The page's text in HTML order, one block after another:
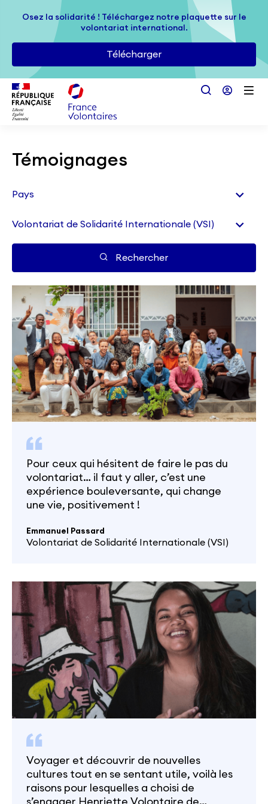
Passer au contenu principal
Osez la solidarité ! Téléchargez notre plaquette sur le
volontariat international.
Télécharger
Osez la solidarité ! Téléchargez notre plaquette sur le
volontariat international.
Télécharger
Témoignages
Rechercher
Pour ceux qui hésitent de faire le pas du
volontariat… il faut y aller, c’est une
expérience bouleversante, qui change
une vie, positivement !
Emmanuel Passard
Volontariat de Solidarité Internationale (VSI)
Voyager et découvrir de nouvelles
cultures tout en se sentant utile, voilà les
raisons pour lesquelles a choisi de
s’engager Henriette Volontaire de